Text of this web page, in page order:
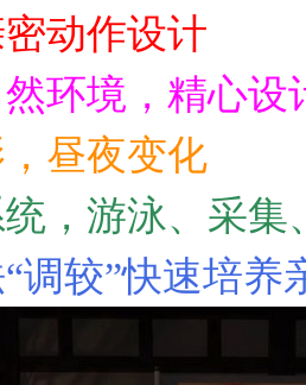
动作设计
环境，精心设
昼夜变化
，游泳、采集
调较”快速培养